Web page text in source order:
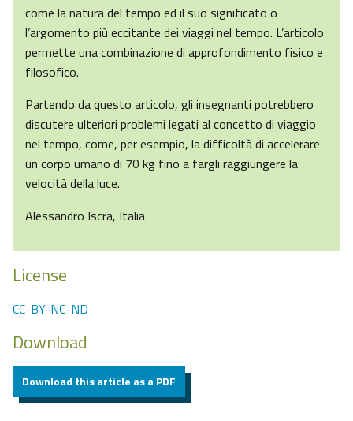
come la natura del tempo ed il suo significato o
l’argomento più eccitante dei viaggi nel tempo. L’articolo
permette una combinazione di approfondimento fisico e
filosofico.
Partendo da questo articolo, gli insegnanti potrebbero
discutere ulteriori problemi legati al concetto di viaggio
nel tempo, come, per esempio, la difficoltà di accelerare
un corpo umano di 70 kg fino a fargli raggiungere la
velocità della luce.
Alessandro Iscra, Italia
License
CC-BY-NC-ND
Download
Download this article as a PDF